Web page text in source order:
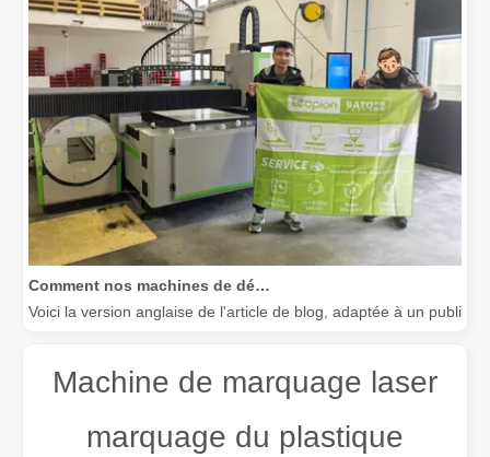
Voici la version anglaise de l'article de blog, adaptée à un public
Machine de marquage laser
marquage du plastique